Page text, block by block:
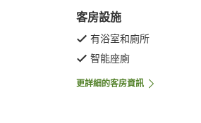
客房設施
有浴室和廁所
智能座廁
更詳細的客房資訊